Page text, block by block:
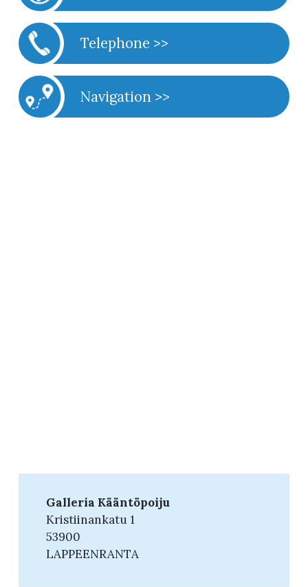
Telephone >>
Navigation >>
Galleria Kääntöpoiju
Kristiinankatu 1
53900
LAPPEENRANTA